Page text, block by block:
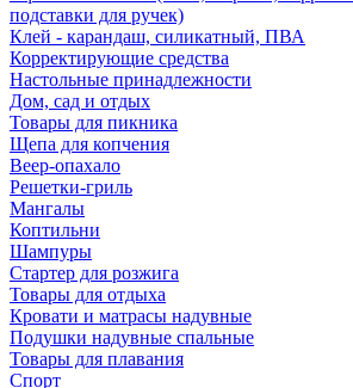
подставки для ручек)
Клей - карандаш, силикатный, ПВА
Корректирующие средства
Настольные принадлежности
Дом, сад и отдых
Товары для пикника
Щепа для копчения
Веер-опахало
Решетки-гриль
Мангалы
Коптильни
Шампуры
Стартер для розжига
Товары для отдыха
Кровати и матрасы надувные
Подушки надувные спальные
Товары для плавания
Спорт